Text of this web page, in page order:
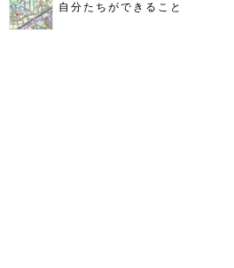
自分たちができること